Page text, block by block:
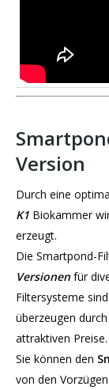
Version
Durch eine
K1 Biokammer
erzeugt.
Die Smartpond-
Versionen für
Filtersysteme
überzeugen
attraktiven Preise.
Sie können den
von den